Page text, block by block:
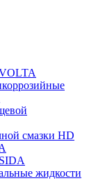
смазки HD
жидкости